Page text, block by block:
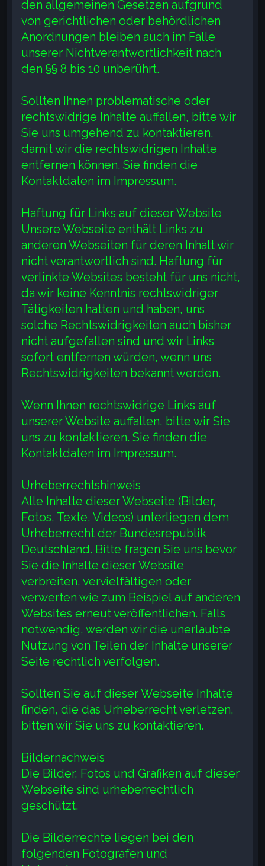
den allgemeinen Gesetzen aufgrund
von gerichtlichen oder behördlichen
Anordnungen bleiben auch im Falle
unserer Nichtverantwortlichkeit nach
den §§ 8 bis 10 unberührt.
Sollten Ihnen problematische oder
rechtswidrige Inhalte auffallen, bitte wir
Sie uns umgehend zu kontaktieren,
damit wir die rechtswidrigen Inhalte
entfernen können. Sie finden die
Kontaktdaten im Impressum.
Haftung für Links auf dieser Website
Unsere Webseite enthält Links zu
anderen Webseiten für deren Inhalt wir
nicht verantwortlich sind. Haftung für
verlinkte Websites besteht für uns nicht,
da wir keine Kenntnis rechtswidriger
Tätigkeiten hatten und haben, uns
solche Rechtswidrigkeiten auch bisher
nicht aufgefallen sind und wir Links
sofort entfernen würden, wenn uns
Rechtswidrigkeiten bekannt werden.
Wenn Ihnen rechtswidrige Links auf
unserer Website auffallen, bitte wir Sie
uns zu kontaktieren. Sie finden die
Kontaktdaten im Impressum.
Urheberrechtshinweis
Alle Inhalte dieser Webseite (Bilder,
Fotos, Texte, Videos) unterliegen dem
Urheberrecht der Bundesrepublik
Deutschland. Bitte fragen Sie uns bevor
Sie die Inhalte dieser Website
verbreiten, vervielfältigen oder
verwerten wie zum Beispiel auf anderen
Websites erneut veröffentlichen. Falls
notwendig, werden wir die unerlaubte
Nutzung von Teilen der Inhalte unserer
Seite rechtlich verfolgen.
Sollten Sie auf dieser Webseite Inhalte
finden, die das Urheberrecht verletzen,
bitten wir Sie uns zu kontaktieren.
Bildernachweis
Die Bilder, Fotos und Grafiken auf dieser
Webseite sind urheberrechtlich
geschützt.
Die Bilderrechte liegen bei den
folgenden Fotografen und